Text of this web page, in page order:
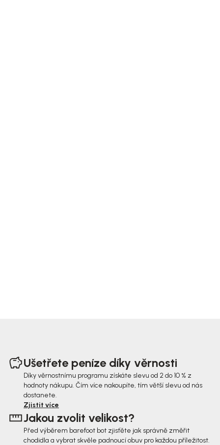
Ušetřete peníze díky věrnosti
Díky věrnostnímu programu získáte slevu od 2 do 10 % z
hodnoty nákupu. Čím více nakoupíte, tím větší slevu od nás
dostanete.
Zjistit více
Jakou zvolit velikost?
Před výběrem barefoot bot zjisťěte jak správně změřit
chodidla a vybrat skvěle padnoucí obuv pro každou příležitost.